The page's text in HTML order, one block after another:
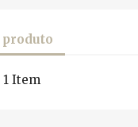
produto
1 Item